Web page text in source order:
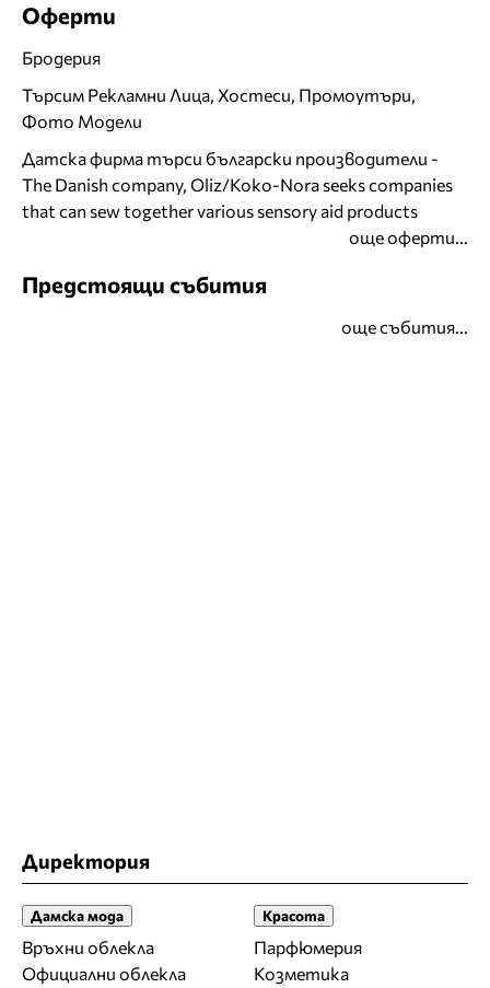
Оферти
Бродерия
Търсим Рекламни Лица, Хостеси, Промоутъри,
Фото Модели
Датска фирма търси български производители -
The Danish company, Oliz/Koko-Nora seeks companies
that can sew together various sensory aid products
още оферти...
Предстоящи събития
още събития...
Директория
Дамска мода
Връхни облекла
Официални облекла
Красота
Парфюмерия
Козметика